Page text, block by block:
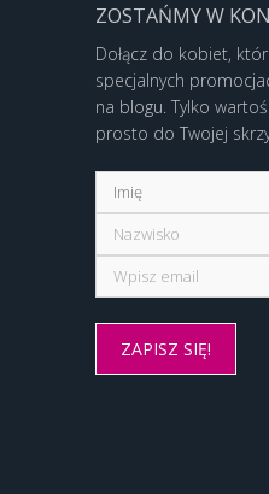
ZOSTAŃMY W
Dołącz do kobiet,
specjalnych
na blogu. Tylko
prosto do Twojej